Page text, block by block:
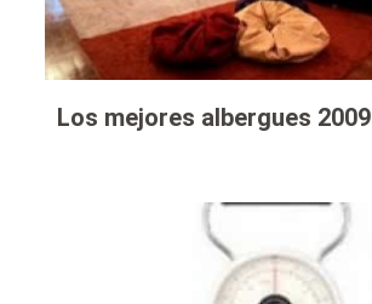
Los mejores albergues 2009